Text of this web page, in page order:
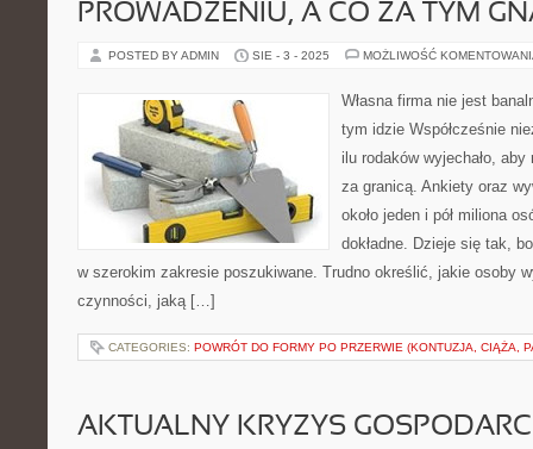
PROWADZENIU, A CO ZA TYM
POSTED BY ADMIN SIE - 3 - 2025 MOŻLIWOŚĆ
Własna firma nie jest
tym idzie Współcześnie
ilu rodaków wyjechało,
za granicą. Ankiety oraz
około jeden i pół miliona
dokładne. Dzieje się tak,
w szerokim zakresie poszukiwane. Trudno określić, jakie osoby
czynności, jaką […]
CATEGORIES: POWRÓT DO FORMY PO PRZERWIE (KONTUZJA, CIĄŻA,
AKTUALNY KRYZYS